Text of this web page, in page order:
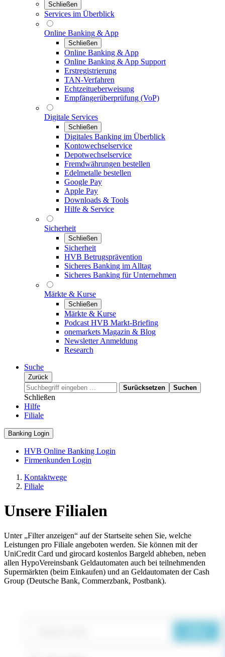
Schließen
Services im Überblick
Online Banking & App
Schließen
Online Banking & App
Online Banking & App Support
Erstregistrierung
TAN-Verfahren
Echtzeitueberweisung
Empfängerüberprüfung (VoP)
Digitale Services
Schließen
Digitales Banking im Überblick
Kontowechselservice
Depotwechselservice
Fremdwährungen bestellen
Edelmetalle bestellen
Google Pay
Apple Pay
Downloads & Tools
Hilfe & Service
Sicherheit
Schließen
Sicherheit
HVB Betrugsprävention
Sicheres Banking im Alltag
Sicheres Banking für Unternehmen
Märkte & Kurse
Schließen
Märkte & Kurse
Podcast HVB Markt-Briefing
onemarkets Magazin & Blog
Newsletter Anmeldung
Research
Suche
Zurück
Surücksetzen
Suchen
Schließen
Hilfe
Filiale
Banking Login
HVB Online Banking Login
Firmenkunden Login
Kontaktwege
Filiale
Unsere Filialen
Unter „Filter anzeigen“ auf der Startseite sehen Sie, welche
Leistungen pro Filiale angeboten werden. Sie können mit der
UniCredit Card und girocard kostenlos Bargeld abheben, neben
allen HypoVereinsbank Geldautomaten auch bei teilnehmenden
Supermärkten (beim Einkaufen) und an Geldautomaten der Cash
Group (Deutsche Bank, Commerzbank, Postbank).